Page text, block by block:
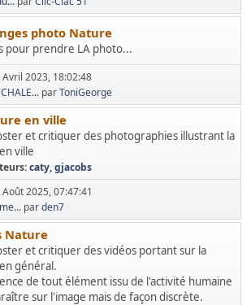
photo Nature
pour prendre LA photo...
Avril 2023, 18:02:48
parToniGeorge
en ville
et critiquer des photographies illustrant la
ville
caty,gjacobs
Août 2025, 07:47:41
parden7
Nature
et critiquer des vidéos portant sur la
général.
de tout élément issu de l'activité humaine
sur l'image mais de façon discrète.